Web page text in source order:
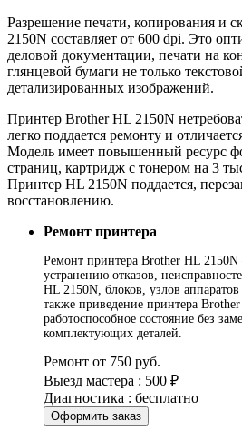
Разрешение печати, копирования и
2150N составляет от 600 dpi. Это
деловой документации, печати на
глянцевой бумаги не только
детализированных изображений.
Принтер Brother HL 2150N
легко поддается ремонту и
Модель имеет повышенный ресурс
страниц, картридж с тонером на 3
Принтер HL 2150N поддается,
восстановлению.
Ремонт принтера
Ремонт принтера Brother HL
устранению отказов,
HL 2150N, блоков, узлов
также приведение принтера
работоспособное состояние без
комплектующих деталей.
Ремонт от 750 руб.
Выезд мастера : 500 ₽
Диагностика : бесплатно
Оформить заказ